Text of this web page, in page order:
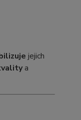
jejich
a